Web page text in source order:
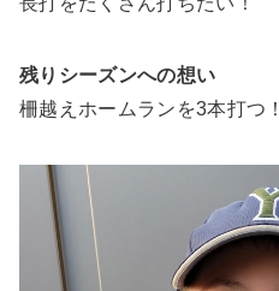
残りシーズンへの想い
柵越えホームランを3本打つ！